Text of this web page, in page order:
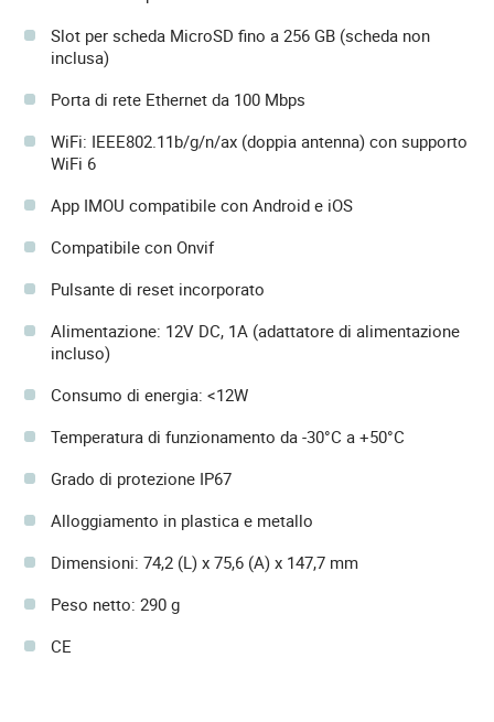
Slot per scheda MicroSD fino a 256 GB (scheda non
inclusa)
Porta di rete Ethernet da 100 Mbps
WiFi: IEEE802.11b/g/n/ax (doppia antenna) con supporto
WiFi 6
App IMOU compatibile con Android e iOS
Compatibile con Onvif
Pulsante di reset incorporato
Alimentazione: 12V DC, 1A (adattatore di alimentazione
incluso)
Consumo di energia: <12W
Temperatura di funzionamento da -30°C a +50°C
Grado di protezione IP67
Alloggiamento in plastica e metallo
Dimensioni: 74,2 (L) x 75,6 (A) x 147,7 mm
Peso netto: 290 g
CE